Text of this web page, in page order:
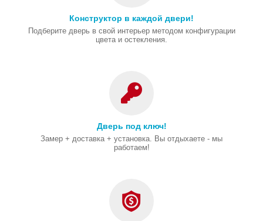
Конструктор в каждой двери!
Подберите дверь в свой интерьер методом конфигурации
цвета и остекления.
Дверь под ключ!
Замер + доставка + установка. Вы отдыхаете - мы
работаем!